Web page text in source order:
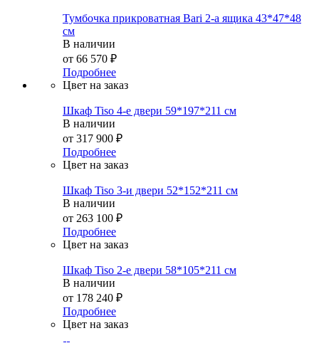
Тумбочка прикроватная Bari 2-а ящика 43*47*48
см
В наличии
от 66 570 ₽
Подробнее
Цвет на заказ
Шкаф Tiso 4-е двери 59*197*211 см
В наличии
от 317 900 ₽
Подробнее
Цвет на заказ
Шкаф Tiso 3-и двери 52*152*211 см
В наличии
от 263 100 ₽
Подробнее
Цвет на заказ
Шкаф Tiso 2-е двери 58*105*211 см
В наличии
от 178 240 ₽
Подробнее
Цвет на заказ